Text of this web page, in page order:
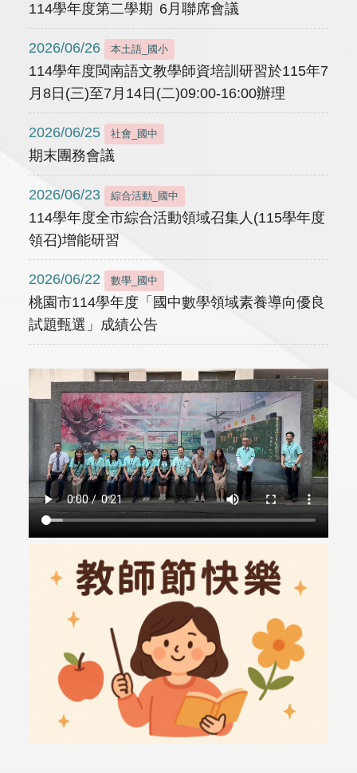
114學年度第二學期 6月聯席會議
2026/06/26 本土語_國小
114學年度閩南語文教學師資培訓研習於115年7
月8日(三)至7月14日(二)09:00-16:00辦理
2026/06/25 社會_國中
期末團務會議
2026/06/23 綜合活動_國中
114學年度全市綜合活動領域召集人(115學年度
領召)增能研習
2026/06/22 數學_國中
桃園市114學年度「國中數學領域素養導向優良
試題甄選」成績公告